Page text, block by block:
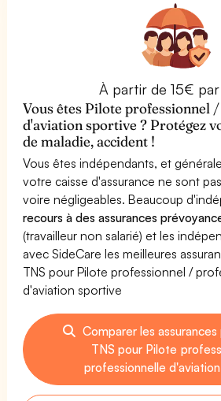
À partir de 15€
Vous êtes Pilote professionnel
d'aviation sportive ? Protégez
de maladie, accident !
Vous êtes indépendants, et
votre caisse d'assurance ne sont
voire négligeables. Beaucoup
recours à des assurances
(travailleur non salarié) et les
avec SideCare les meilleures
TNS pour Pilote professionnel /
d'aviation sportive
Comparer les
TNS pour Pilote
professionnelle